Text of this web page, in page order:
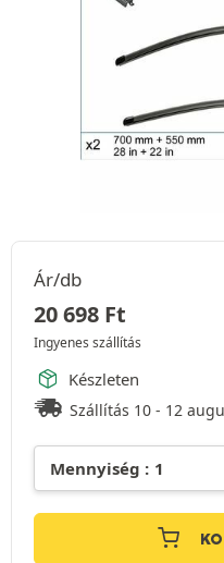
Ár/db
20 698 Ft
Ingyenes szállítás
Készleten
Szállítás 10 - 12